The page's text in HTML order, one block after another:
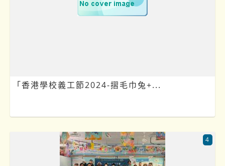
「香港學校義工節2024-摺毛巾兔+...
4